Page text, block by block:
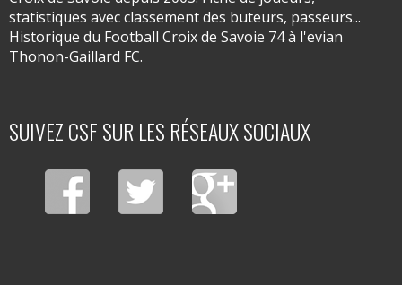
statistiques avec classement des buteurs, passeurs...
Historique du Football Croix de Savoie 74 à l'evian
Thonon-Gaillard FC.
SUIVEZ CSF SUR LES RÉSEAUX SOCIAUX